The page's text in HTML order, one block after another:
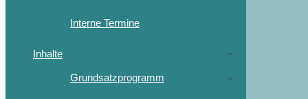
Interne Termine
Inhalte
Grundsatzprogramm